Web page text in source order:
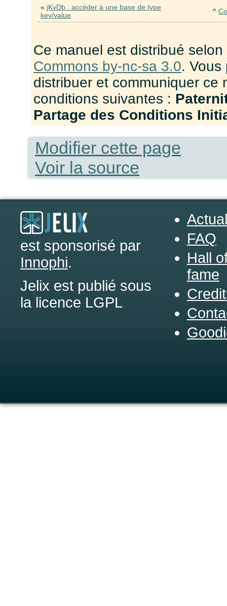
« jKvDb : accéder à une base de type
key/value
^
Ce manuel est distribué
Commons by-nc-sa 3.0. Vous
distribuer et communiquer ce
conditions suivantes :
Partage des Conditions
Modifier cette page
Voir la source
est sponsorisé par
Innophi.
Jelix est publié sous
la licence LGPL
FAQ
Hall
fame